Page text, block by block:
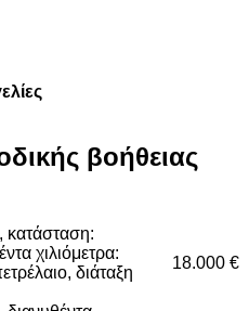
βοήθειας
χιλιόμετρα:
διάταξη
18.000 €